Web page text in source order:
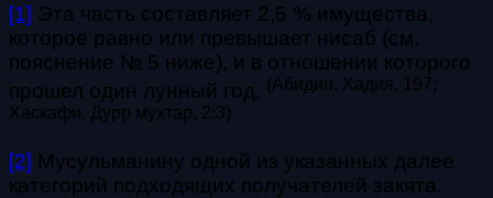
[1] Эта часть составляет 2,5 % имущества,
которое равно или превышает нисаб (см.
пояснение № 5 ниже), и в отношении которого
прошел один лунный год. (Абидин. Хадия, 197;
Хаскафи. Дурр мухтар, 2:3)
[2] Мусульманину одной из указанных далее
категорий подходящих получателей закята.